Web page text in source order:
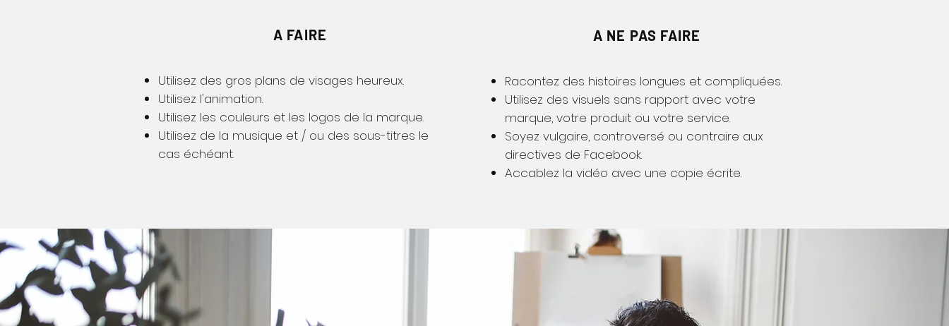
A FAIRE
Utilisez des gros plans de visages heureux.
Utilisez l'animation.
Utilisez les couleurs et les logos de la marque.
Utilisez de la musique et / ou des sous-titres le
cas échéant.
A NE PAS FAIRE
Racontez des histoires longues et compliquées.
Utilisez des visuels sans rapport avec votre
marque, votre produit ou votre service.
Soyez vulgaire, controversé ou contraire aux
directives de Facebook.
Accablez la vidéo avec une copie écrite.